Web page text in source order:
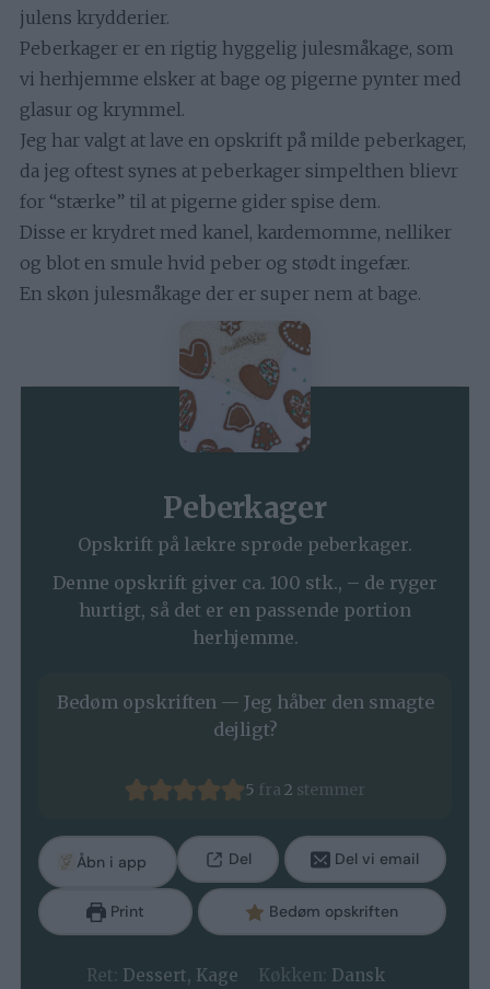
julens krydderier.
Peberkager er en rigtig hyggelig julesmåkage, som
vi herhjemme elsker at bage og pigerne pynter med
glasur og krymmel.
Jeg har valgt at lave en opskrift på milde peberkager,
da jeg oftest synes at peberkager simpelthen blievr
for “stærke” til at pigerne gider spise dem.
Disse er krydret med kanel, kardemomme, nelliker
og blot en smule hvid peber og stødt ingefær.
En skøn julesmåkage der er super nem at bage.
Peberkager
Opskrift på lækre sprøde peberkager.
Denne opskrift giver ca. 100 stk., – de ryger
hurtigt, så det er en passende portion
herhjemme.
Bedøm opskriften — Jeg håber den smagte
dejligt?
5 fra 2 stemmer
Åbn i app Del Del vi email
Print Bedøm opskriften
Ret: Dessert, Kage Køkken: Dansk